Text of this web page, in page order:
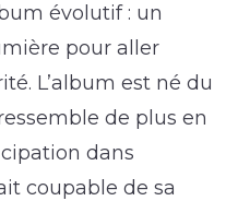
évolutif : un
pour aller
L’album est né du
de plus en
dans
coupable de sa